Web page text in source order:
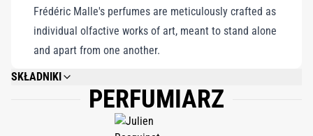
Frédéric Malle's perfumes are meticulously crafted as
individual olfactive works of art, meant to stand alone
and apart from one another.
SKŁADNIKI
ALCOHOL DENAT., FRAGRANCE (PARFUM), WATER\AQUA\EAU,
CITRONELLOL, LIMONENE, LINALOOL, ALPHA-ISOMETHYL IONONE,
EVERNIA PRUNASTRI (OAKMOSS) EXTRACT, GERANIOL, BENZYL
PERFUMIARZ